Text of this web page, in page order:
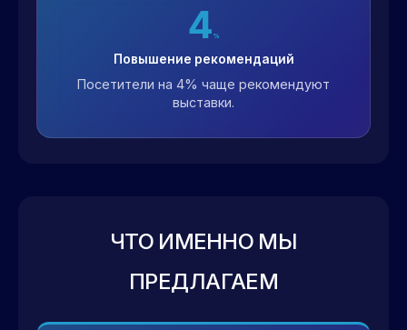
4 %
Повышение рекомендаций
Посетители на 4% чаще рекомендуют
выставки.
ЧТО ИМЕННО МЫ
ПРЕДЛАГАЕМ